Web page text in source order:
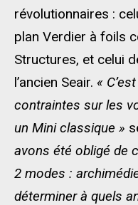
révolutionnaires :
plan Verdier à foils
Structures, et celui
l’ancien Seair. «
contraintes sur les
un Mini classique »
avons été obligé de
2 modes :
déterminer à quels